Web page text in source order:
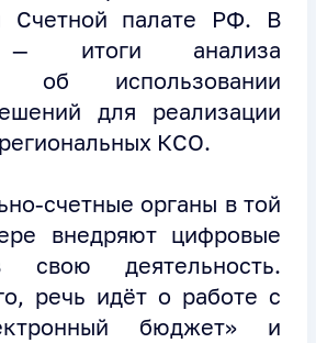
Счетной палате РФ. В
— итоги анализа
об использовании
для реализации
КСО.
счетные органы в той
внедряют цифровые
деятельность.
речь идёт о работе с
бюджет» и